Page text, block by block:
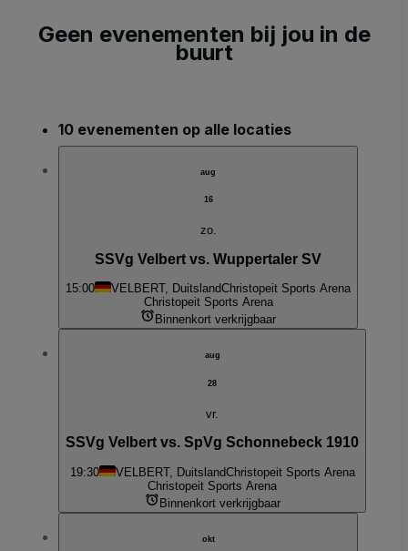
Geen evenementen bij jou in de
buurt
10 evenementen op alle locaties
aug
16
zo.
SSVg Velbert vs. Wuppertaler SV
15:00 VELBERT, DuitslandChristopeit Sports Arena
Christopeit Sports Arena
Binnenkort verkrijgbaar
aug
28
vr.
SSVg Velbert vs. SpVg Schonnebeck 1910
19:30 VELBERT, DuitslandChristopeit Sports Arena
Christopeit Sports Arena
Binnenkort verkrijgbaar
okt